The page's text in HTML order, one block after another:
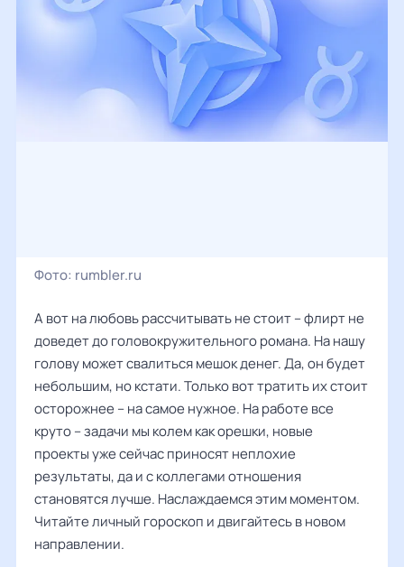
Фото: rumbler.ru
А вот на любовь рассчитывать не стоит – флирт не
доведет до головокружительного романа. На нашу
голову может свалиться мешок денег. Да, он будет
небольшим, но кстати. Только вот тратить их стоит
осторожнее – на самое нужное. На работе все
круто – задачи мы колем как орешки, новые
проекты уже сейчас приносят неплохие
результаты, да и с коллегами отношения
становятся лучше. Наслаждаемся этим моментом.
Читайте личный гороскоп и двигайтесь в новом
направлении.